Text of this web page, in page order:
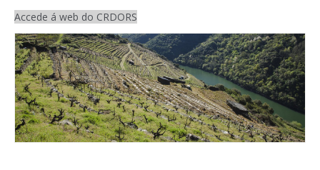
Accede á web do CRDORS